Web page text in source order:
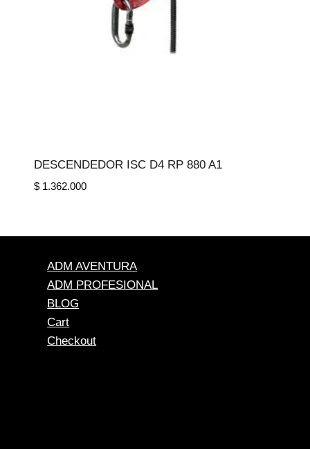
DESCENDEDOR ISC D4 RP 880 A1
$1.362.000
ADM AVENTURA
ADM PROFESIONAL
BLOG
Cart
Checkout